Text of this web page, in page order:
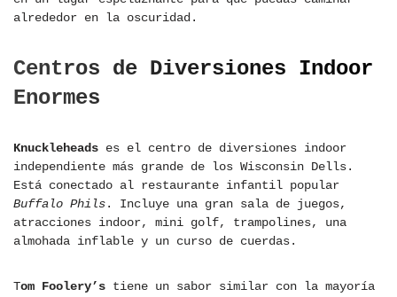
alrededor en la oscuridad.
Centros de Diversiones Indoor
Enormes
Knuckleheads es el centro de diversiones indoor
independiente más grande de los Wisconsin Dells.
Está conectado al restaurante infantil popular
Buffalo Phils. Incluye una gran sala de juegos,
atracciones indoor, mini golf, trampolines, una
almohada inflable y un curso de cuerdas.
Tom Foolery’s tiene un sabor similar con la mayoría